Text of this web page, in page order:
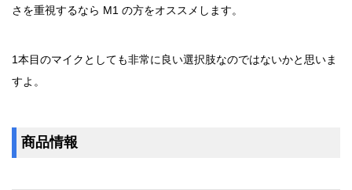
さを重視するなら M1 の方をオススメします。
1本目のマイクとしても非常に良い選択肢なのではないかと思いま
すよ。
商品情報